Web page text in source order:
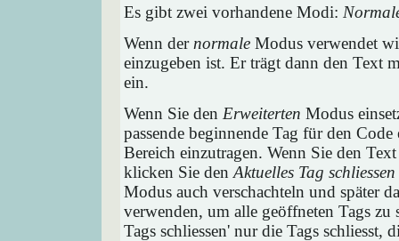
Es gibt zwei vorhandene Modi:
Wenn der normale Modus verwendet
einzugeben ist. Er trägt dann den Text
ein.
Wenn Sie den Erweiterten Modus
passende beginnende Tag für den
Bereich einzutragen. Wenn Sie den
klicken Sie den Aktuelles Tag schliessen
Modus auch verschachteln und später
verwenden, um alle geöffneten Tags
Tags schliessen' nur die Tags